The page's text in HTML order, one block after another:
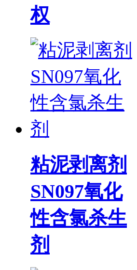
权
粘泥剥离剂
SN097氧化
性含氯杀生
剂